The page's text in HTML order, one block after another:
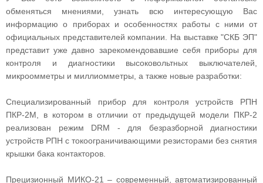
обменяться мнениями, узнать всю интересующую Вас
информацию о приборах и особенностях работы с ними от
официальных представителей компании. На выставке "СКБ ЭП"
представит уже давно зарекомендовавшие себя приборы для
контроля и диагностики высоковольтных выключателей,
микроомметры и миллиомметры, а также новые разработки:
Специализированный прибор для контроля устройств РПН
ПКР-2М, в котором в отличии от предыдущей модели ПКР-2
реализован режим DRM - для безразборной диагностики
устройств РПН с токоограничивающими резисторами без снятия
крышки бака контакторов.
Прецизионный МИКО-21 – современный, автоматизированный